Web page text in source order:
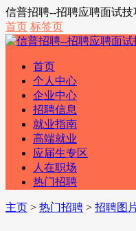
信普招聘--招聘应聘面试
首页 标签页
首页
个人中心
企业中心
招聘信息
就业指南
高端就业
应届生专区
人在职场
热门招聘
主页 > 热门招聘 > 招聘图